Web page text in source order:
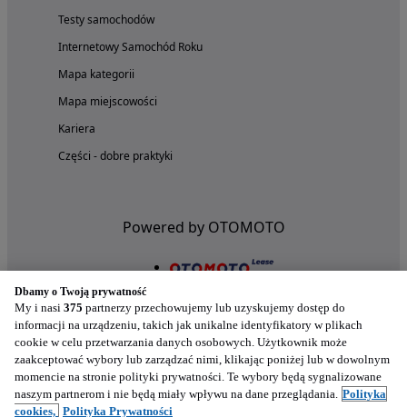
Testy samochodów
Internetowy Samochód Roku
Mapa kategorii
Mapa miejscowości
Kariera
Części - dobre praktyki
Powered by OTOMOTO
Dbamy o Twoją prywatność
My i nasi 375 partnerzy przechowujemy lub uzyskujemy dostęp do
informacji na urządzeniu, takich jak unikalne identyfikatory w plikach
cookie w celu przetwarzania danych osobowych. Użytkownik może
zaakceptować wybory lub zarządzać nimi, klikając poniżej lub w dowolnym
momencie na stronie polityki prywatności. Te wybory będą sygnalizowane
naszym partnerom i nie będą miały wpływu na dane przeglądania. Polityka
cookies, Polityka Prywatności